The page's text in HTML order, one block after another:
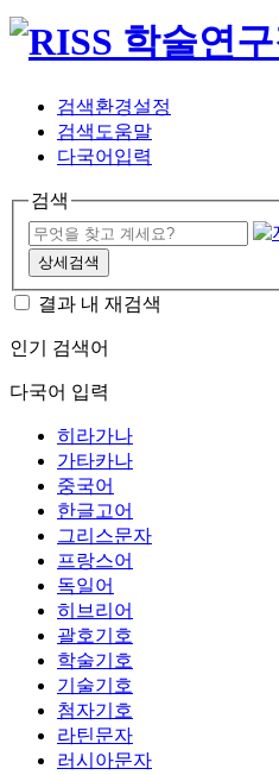
검색환경설정
검색도움말
다국어입력
검색
상세검색
결과 내 재검색
인기 검색어
다국어 입력
히라가나
가타카나
중국어
한글고어
그리스문자
프랑스어
독일어
히브리어
괄호기호
학술기호
기술기호
첨자기호
라틴문자
러시아문자